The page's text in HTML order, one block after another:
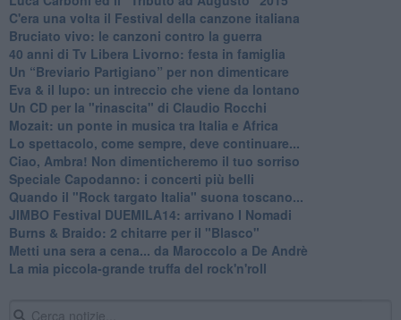
C'era una volta il Festival della canzone italiana
Bruciato vivo: le canzoni contro la guerra
40 anni di Tv Libera Livorno: festa in famiglia
Un “Breviario Partigiano” per non dimenticare
Eva & il lupo: un intreccio che viene da lontano
Un CD per la "rinascita" di Claudio Rocchi
Mozait: un ponte in musica tra Italia e Africa
Lo spettacolo, come sempre, deve continuare...
Ciao, Ambra! Non dimenticheremo il tuo sorriso
Speciale Capodanno: i concerti più belli
Quando il "Rock targato Italia" suona toscano...
JIMBO Festival DUEMILA14: arrivano I Nomadi
Burns & Braido: 2 chitarre per il "Blasco"
Metti una sera a cena... da Maroccolo a De Andrè
La mia piccola-grande truffa del rock'n'roll